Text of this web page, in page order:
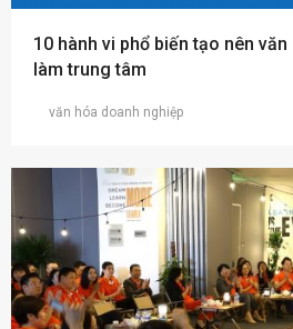
10 hành vi phổ biến tạo nên
làm trung tâm
văn hóa doanh nghiệp